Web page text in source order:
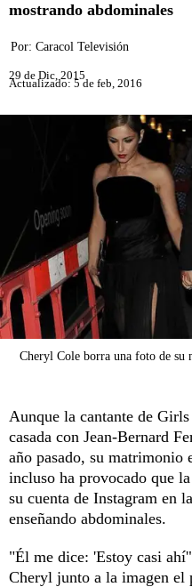
mostrando abdominales
Por: Caracol Televisión
29 de Dic, 2015
Actualizado: 5 de feb, 2016
Cheryl Cole borra una foto de su
Aunque la cantante de
casada con Jean-Bernard
año pasado, su matrimonio
incluso ha provocado que
su cuenta de Instagram en
enseñando abdominales.
"Él me dice: 'Estoy casi
Cheryl junto a la imagen el